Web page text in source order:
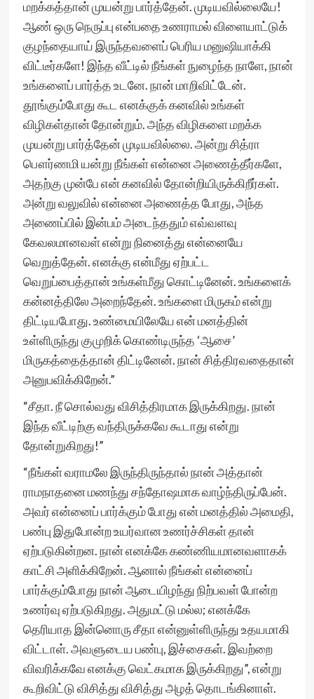
மறக்கத்தான் முயன்று பார்த்தேன். முடியவில்லையே!
ஆண் ஒரு நெருப்பு என்பதை உணராமல் விளையாட்டுக்
குழந்தையாய் இருந்தவளைப் பெரிய மனுஷியாக்கி
விட்டீர்களே! இந்த வீட்டில் நீங்கள் நுழைந்த நாளே, நான்
உங்களைப் பார்த்த உடனே. நான் மாறிவிட்டேன்.
தூங்கும்போது கூட எனக்குக் கனவில் உங்கள்
விழிகள்தான் தோன்றும். அந்த விழிகளை மறக்க
முயன்று பார்த்தேன் முடியவில்லை. அன்று சித்ரா
பௌர்ணமி யன்று நீங்கள் என்னை அணைத்தீர்களே,
அதற்கு முன்பே என் கனவில் தோன்றியிருக்கிறீர்கள்.
அன்று வலுவில் என்னை அணைத்த போது, அந்த
அணைப்பில் இன்பம் அடைந்ததும் எவ்வளவு
கேவலமானவள் என்று நினைத்து என்னையே
வெறுத்தேன். எனக்கு என்மீது ஏற்பட்ட
வெறுப்பைத்தான் உங்கள்மீது கொட்டினேன். உங்களைக்
கன்னத்திலே அறைந்தேன். உங்களை மிருகம் என்று
திட்டியபோது. உண்மையிலேயே என் மனத்தின்
உள்ளிருந்து குமுறிக் கொண்டிருந்த ‘ஆசை’
மிருகத்தைத்தான் திட்டினேன். நான் சித்திரவதைதான்
அனுபவிக்கிறேன்.”
“சீதா. நீ சொல்வது விசித்திரமாக இருக்கிறது. நான்
இந்த வீட்டிற்கு வந்திருக்கவே கூடாது என்று
தோன்றுகிறது!”
“நீங்கள் வராமலே இருந்திருந்தால் நான் அத்தான்
ராமநாதனை மணந்து சந்தோஷமாக வாழ்ந்திருப்பேன்.
அவர் என்னைப் பார்க்கும் போது என் மனத்தில் அமைதி,
பண்பு இதுபோன்ற உயர்வான உணர்ச்சிகள் தான்
ஏற்படுகின்றன. நான் எனக்கே கண்ணியமானவளாகக்
காட்சி அளிக்கிறேன். ஆனால் நீங்கள் என்னைப்
பார்க்கும்போது நான் ஆடையிழந்து நிற்பவள் போன்ற
உணர்வு ஏற்படுகிறது. அதுமட்டு மல்ல; எனக்கே
தெரியாத இன்னொரு சீதா என்னுள்ளிருந்து உதயமாகி
விட்டாள். அவளுடைய பண்பு, இச்சைகள். இவற்றை
விவரிக்கவே எனக்கு வெட்கமாக இருக்கிறது”, என்று
கூறிவிட்டு விசித்து விசித்து அழத் தொடங்கினாள்.